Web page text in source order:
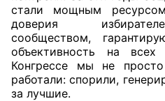
стали мощным
доверия
сообществом,
объективность на
Конгрессе мы не
работали: спорили,
за лучшие.